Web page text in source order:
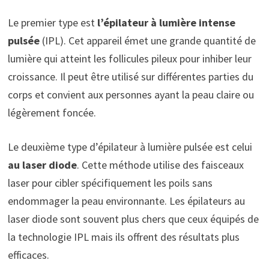
Le premier type estl’épilateur à lumière intense
pulsée(IPL). Cet appareil émet une grande quantité de
lumière qui atteint les follicules pileux pour inhiber leur
croissance. Il peut être utilisé sur différentes parties du
corps et convient aux personnes ayant la peau claire ou
légèrement foncée.
Le deuxième type d’épilateur à lumière pulsée est celui
au laser diode. Cette méthode utilise des faisceaux
laser pour cibler spécifiquement les poils sans
endommager la peau environnante. Les épilateurs au
laser diode sont souvent plus chers que ceux équipés de
la technologie IPL mais ils offrent des résultats plus
efficaces.